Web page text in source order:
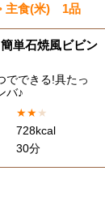
主食(米) 1品
単石焼風ビビン
でできる!具たっ
バ♪
★★★
728kcal
30分